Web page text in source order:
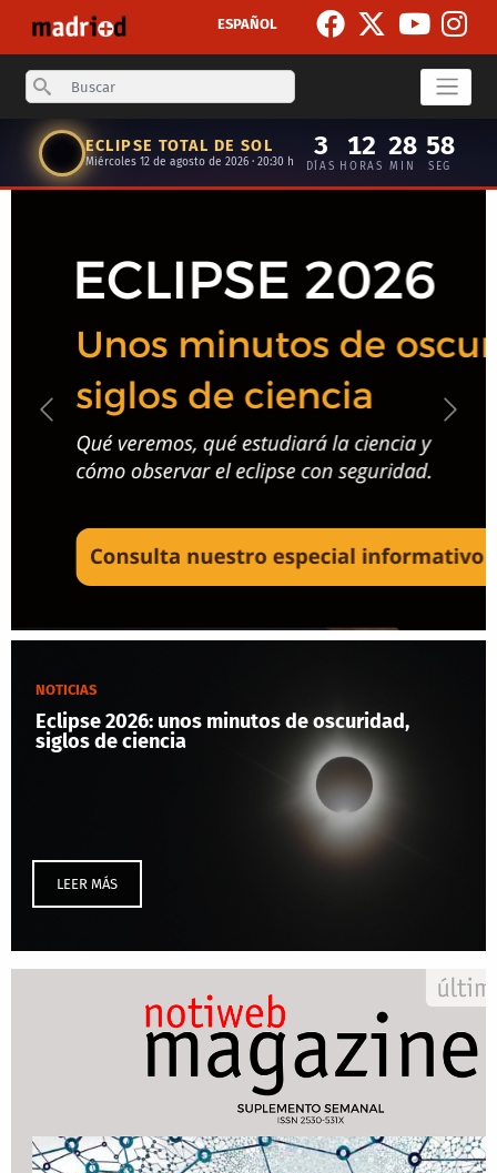
ESPAÑOL
Search
ECLIPSE TOTAL DE SOL
Miércoles 12 de agosto de 2026 · 20:30 h
3
DÍAS
12
HORAS
28
MIN
57
SEG
Anterior
NOTICIAS
Eclipse 2026: unos minutos de oscuridad,
siglos de ciencia
LEER MÁS